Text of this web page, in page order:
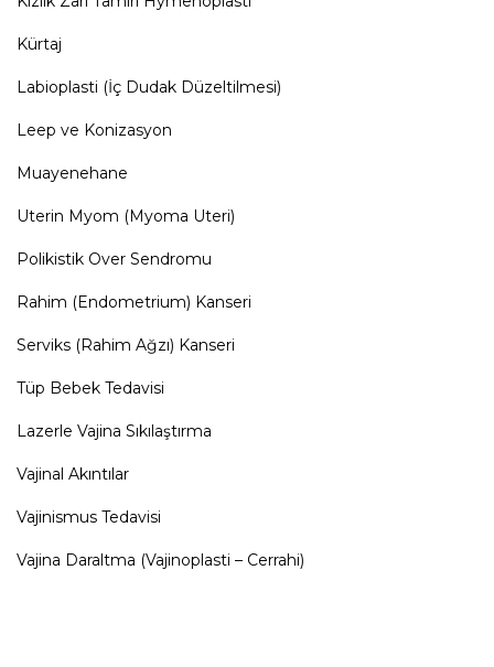
Kürtaj
Labioplasti (İç Dudak Düzeltilmesi)
Leep ve Konizasyon
Muayenehane
Uterin Myom (Myoma Uteri)
Polikistik Over Sendromu
Rahim (Endometrium) Kanseri
Serviks (Rahim Ağzı) Kanseri
Tüp Bebek Tedavisi
Lazerle Vajina Sıkılaştırma
Vajinal Akıntılar
Vajinismus Tedavisi
Vajina Daraltma (Vajinoplasti – Cerrahi)